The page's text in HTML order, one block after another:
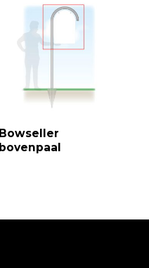
Bowseller
bovenpaal